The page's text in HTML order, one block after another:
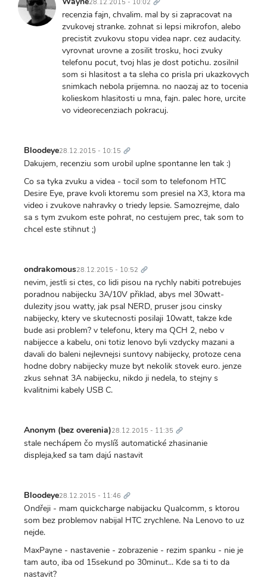
28.12.2015 - 10:02
recenzia fajn, chvalim. mal by si zapracovat na
zvukovej stranke. zohnat si lepsi mikrofon, alebo
precistit zvukovu stopu videa napr. cez audacity.
vyrovnat urovne a zosilit trosku, hoci zvuky
telefonu pocut, tvoj hlas je dost potichu. zosilnil
som si hlasitost a ta sleha co prisla pri ukazkovych
snimkach nebola prijemna. no naozaj az to tocenia
kolieskom hlasitosti u mna, fajn. palec hore, urcite
vo videorecenziach pokracuj.
Bloodeye28.12.2015 - 10:15 odkaz
Dakujem, recenziu som urobil uplne spontanne len tak :)
Co sa tyka zvuku a videa - tocil som to telefonom HTC
Desire Eye, prave kvoli ktoremu som presiel na X3, ktora ma
video i zvukove nahravky o triedy lepsie. Samozrejme, dalo
sa s tym zvukom este pohrat, no cestujem prec, tak som to
chcel este stihnut ;)
ondrakomous28.12.2015 - 10:52 odkaz
nevim, jestli si ctes, co lidi pisou na rychly nabiti potrebujes
poradnou nabijecku 3A/10V přiklad, abys mel 30watt-
dulezity jsou watty, jak psal NERD, pruser jsou cinsky
nabijecky, ktery ve skutecnosti posilaji 10watt, takze kde
bude asi problem? v telefonu, ktery ma QCH 2, nebo v
nabijecce a kabelu, oni totiz lenovo byli vzdycky mazani a
davali do baleni nejlevnejsi suntovy nabijecky, protoze cena
hodne dobry nabijecky muze byt nekolik stovek euro. jenze
zkus sehnat 3A nabijecku, nikdo ji nedela, to stejny s
kvalitnimi kabely USB C.
Anonym (bez overenia)28.12.2015 - 11:35 odkaz
stale nechápem čo myslíš automatické zhasinanie
displeja,keď sa tam dajú nastavit
Bloodeye28.12.2015 - 11:46 odkaz
Ondřeji - mam quickcharge nabijacku Qualcomm, s ktorou
som bez problemov nabijal HTC zrychlene. Na Lenovo to uz
nejde.
MaxPayne - nastavenie - zobrazenie - rezim spanku - nie je
tam auto, iba od 15sekund po 30minut... Kde sa ti to da
nastavit?